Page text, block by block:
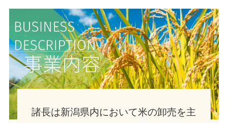
諸長は新潟県内において米の卸売を主